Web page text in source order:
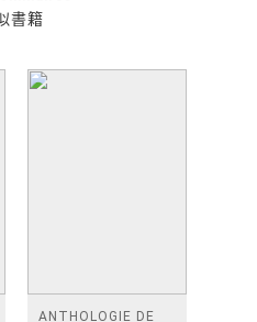
書籍
ANTHOLOGIE DE